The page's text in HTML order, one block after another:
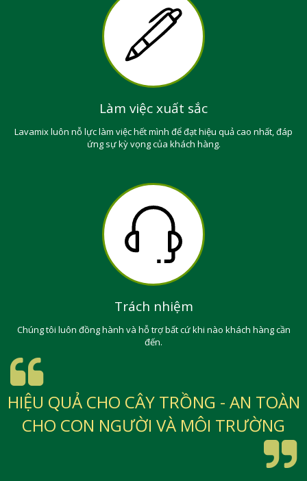
Làm việc xuất sắc
Lavamix luôn nỗ lực làm việc hết mình để đạt hiệu quả cao nhất, đáp
ứng sự kỳ vọng của khách hàng.
Trách nhiệm
Chúng tôi luôn đồng hành và hỗ trợ bất cứ khi nào khách hàng cần
đến.
HIỆU QUẢ CHO CÂY TRỒNG - AN TOÀN
CHO CON NGƯỜI VÀ MÔI TRƯỜNG